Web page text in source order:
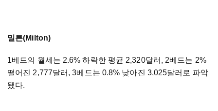
밀튼(Milton)
1베드의 월세는 2.6% 하락한 평균 2,320달러, 2베드는 2%
떨어진 2,777달러, 3베드는 0.8% 낮아진 3,025달러로 파악
됐다.